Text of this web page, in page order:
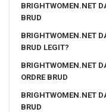
BRIGHTWOMEN.NET
BRUD
BRIGHTWOMEN.NET
BRUD LEGIT?
BRIGHTWOMEN.NET
ORDRE BRUD
BRIGHTWOMEN.NET
BRUD